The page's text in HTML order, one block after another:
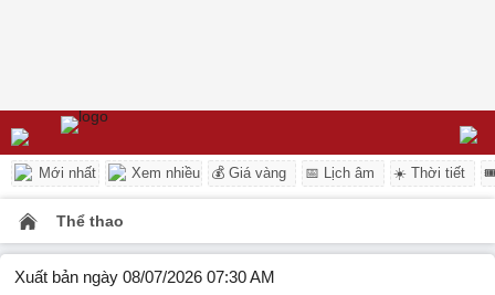
Mới nhất Xem nhiều 💰 Giá vàng 📅 Lịch âm ☀️ Thời tiết
Thể thao
Xuất bản ngày 08/07/2026 07:30 AM